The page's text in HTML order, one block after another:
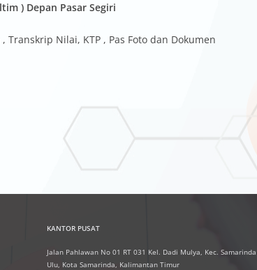
) Depan Pasar Segiri
Transkrip Nilai, KTP , Pas Foto dan Dokumen
KANTOR PUSAT
Jalan Pahlawan No 01 RT 031 Kel. Dadi Mulya, Kec. Samarinda
Ulu, Kota Samarinda, Kalimantan Timur